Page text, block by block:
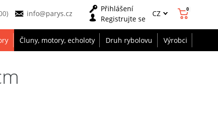
info@parys.cz
Přihlášení
Registrujte se
CZ 0
Čluny, motory, echoloty Druh rybolovu Výrobci